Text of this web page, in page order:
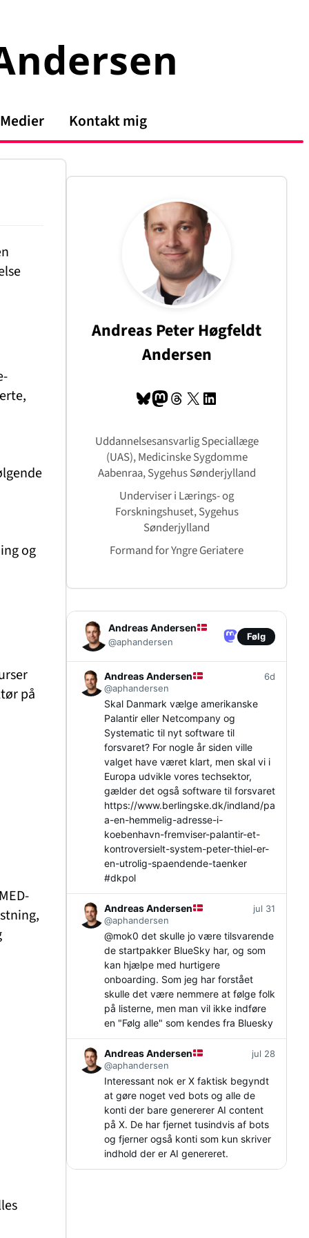
Medier Kontakt mig
og
på
Andreas Peter Høgfeldt
Andersen
Bluesky Mastodon Tråde X LinkedIn
Uddannelsesansvarlig Speciallæge
(UAS), Medicinske Sygdomme
Aabenraa, Sygehus Sønderjylland
Underviser i Lærings- og
Forskningshuset, Sygehus
Sønderjylland
Formand for Yngre Geriatere
Andreas Andersen
@aphandersen
Følg
Andreas Andersen
@aphandersen
6d
Skal Danmark vælge amerikanske
Palantir eller Netcompany og
Systematic til nyt software til
forsvaret? For nogle år siden ville
valget have været klart, men skal vi i
Europa udvikle vores techsektor,
gælder det også software til forsvaret
https://www.berlingske.dk/indland/pa
a-en-hemmelig-adresse-i-
koebenhavn-fremviser-palantir-et-
kontroversielt-system-peter-thiel-er-
en-utrolig-spaendende-taenker
#dkpol
Andreas Andersen
@aphandersen
jul 31
@mok0 det skulle jo være tilsvarende
de startpakker BlueSky har, og som
kan hjælpe med hurtigere
onboarding. Som jeg har forstået
skulle det være nemmere at følge folk
på listerne, men man vil ikke indføre
en "Følg alle" som kendes fra Bluesky
Andreas Andersen
@aphandersen
jul 28
Interessant nok er X faktisk begyndt
at gøre noget ved bots og alle de
konti der bare genererer AI content
på X. De har fjernet tusindvis af bots
og fjerner også konti som kun skriver
indhold der er AI genereret.